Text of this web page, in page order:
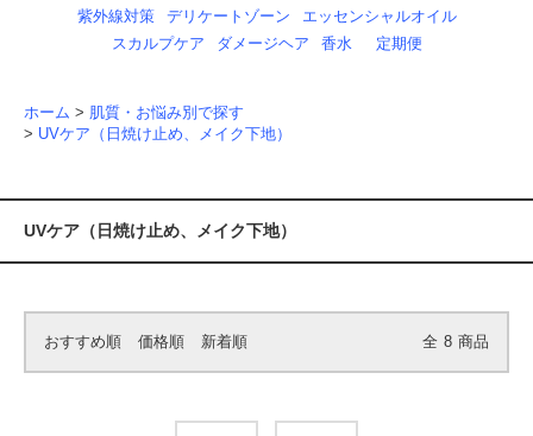
紫外線対策
デリケートゾーン
エッセンシャルオイル
スカルプケア
ダメージヘア 香水 定期便
ホーム > 肌質・お悩み別で探す
> UVケア（日焼け止め、メイク下地）
UVケア（日焼け止め、メイク下地）
おすすめ順 価格順 新着順 全 8 商品